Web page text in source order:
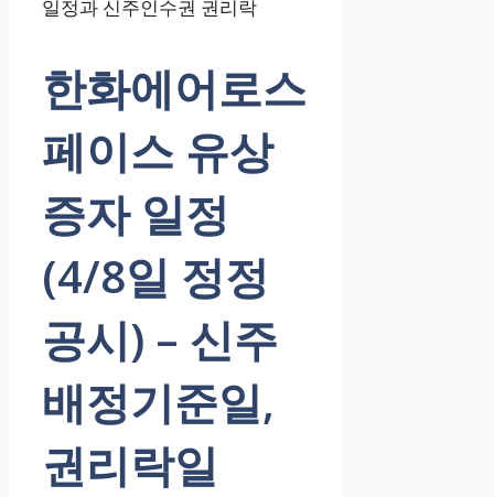
한화에어로스
페이스 유상
증자 일정
(4/8일 정정
공시) – 신주
배정기준일,
권리락일